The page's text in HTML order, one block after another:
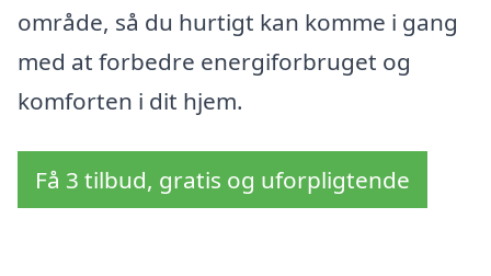
område, så du hurtigt kan komme i gang
med at forbedre energiforbruget og
komforten i dit hjem.
Få 3 tilbud, gratis og uforpligtende